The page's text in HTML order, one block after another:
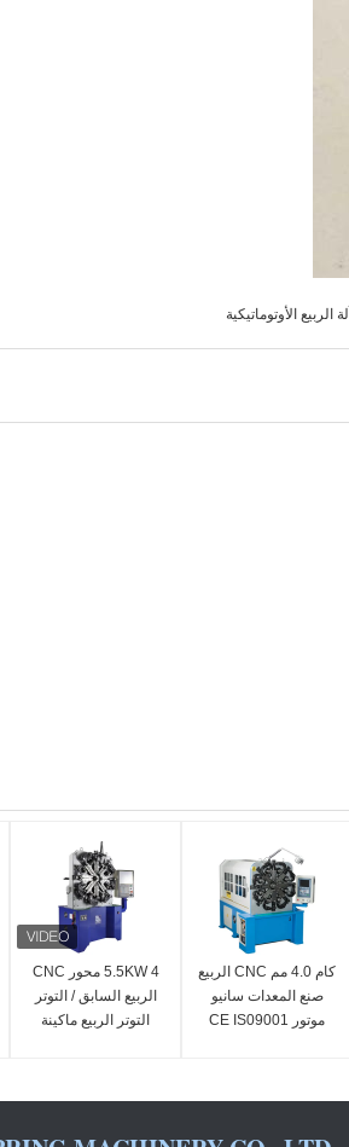
آلة الربيع الأوتوماتيكية
5.5KW 4 محور CNC
الربيع السابق / التوتر
التوتر الربيع ماكينة
كام 4.0 مم CNC الربيع
صنع المعدات سانيو
موتور CE IS09001